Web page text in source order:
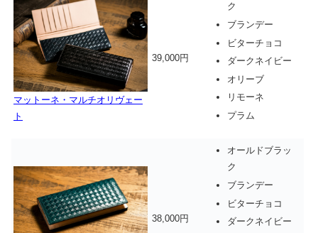
マットーネ・マルチオリヴェー
ト
39,000円
ク
ブランデー
ビターチョコ
ダークネイビー
オリーブ
リモーネ
プラム
38,000円
オールドブラッ
ク
ブランデー
ビターチョコ
ダークネイビー